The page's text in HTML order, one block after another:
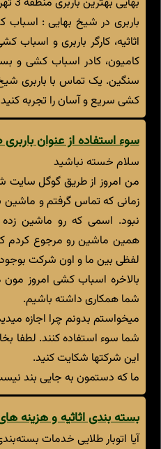
باربری در شیخ بهایی : اسباب
اثاثیه، کارگر باربری و اسباب
کامیون، کادر اسباب کشی و
سنگین. یک تماس با باربری
کشی سریع و آسان را تجربه
سوء استفاده از عنوان
سلام خسته نباشید
من امروز از طریق گوگل سایت
زمانی که تماس گرفتم و ماشین
نبود. اسمی که رو ماشین زده
همین ماشین رو مرجوع کردم
لفظی بین ما و اون شرکت
بالاخره اسباب کشی امروز مون
شما همکاری داشته باشیم.
میخواستم بدونم چرا اجازه
شما سوء استفاده کنند. لطفا
این شرکتها شکایت کنید.
ما که دستمون به جایی بند
بسته بندی اثاثیه و هزینه
آیا اتوبار طلایی خدمات